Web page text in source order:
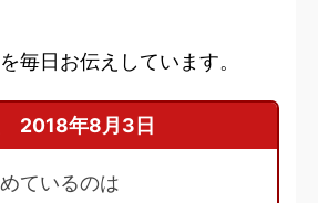
毎日お伝えしています。
2018年8月3日
ているのは